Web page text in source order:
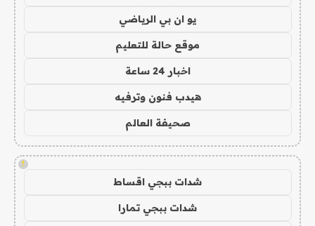
يو ان بي الرياضي
موقع حالة للتعليم
اخبار 24 ساعة
هيدب فنون وترفيه
صحيفة العالم
!
شدات ببجي اقساط
شدات ببجي تمارا